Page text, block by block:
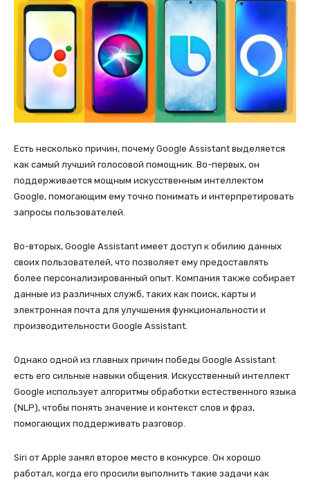
Есть несколько причин, почему Google Assistant выделяется
как самый лучший голосовой помощник. Во-первых, он
поддерживается мощным искусственным интеллектом
Google, помогающим ему точно понимать и интерпретировать
запросы пользователей.
Во-вторых, Google Assistant имеет доступ к обилию данных
своих пользователей, что позволяет ему предоставлять
более персонализированный опыт. Компания также собирает
данные из различных служб, таких как поиск, карты и
электронная почта для улучшения функциональности и
производительности Google Assistant.
Однако одной из главных причин победы Google Assistant
есть его сильные навыки общения. Искусственный интеллект
Google использует алгоритмы обработки естественного языка
(NLP), чтобы понять значение и контекст слов и фраз,
помогающих поддерживать разговор.
Siri от Apple занял второе место в конкурсе. Он хорошо
работал, когда его просили выполнить такие задачи как